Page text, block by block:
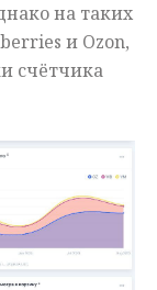
на таких
и Ozon,
счётчика